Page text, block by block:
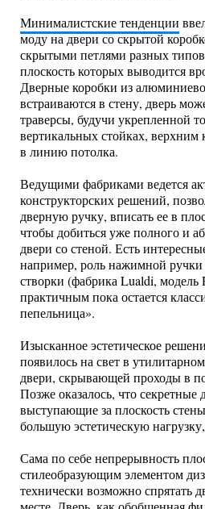
Минималистские тенденции
моду на двери со скрытой
скрытыми петлями разных
плоскость которых выводится
Дверные коробки из
встраиваются в стену, дверь
траверсы, будучи укрепленной
вертикальных стойках, верхним
в линию потолка.
Ведущими фабриками ведется
конструкторских решений,
дверную ручку, вписать ее в
чтобы добиться уже полного и
двери со стеной. Есть
например, роль нажимной ручки
створки (фабрика Lualdi, модель
практичным пока остается
пепельница».
Изысканное эстетическое
появилось на свет в
двери, скрывающей проходы в
Позже оказалось, что
выступающие за плоскость
большую эстетическую
Сама по себе непрерывность
стилеобразующим элементом
технически возможно спрятать